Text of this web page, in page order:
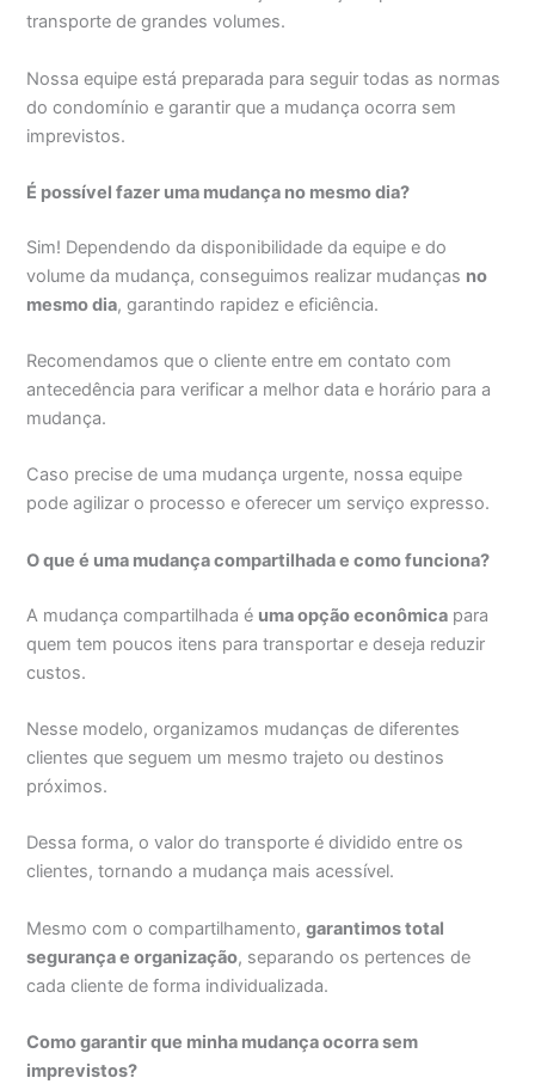
transporte de grandes volumes.
Nossa equipe está preparada para seguir todas as normas
do condomínio e garantir que a mudança ocorra sem
imprevistos.
É possível fazer uma mudança no mesmo dia?
Sim! Dependendo da disponibilidade da equipe e do
volume da mudança, conseguimos realizar mudanças no
mesmo dia, garantindo rapidez e eficiência.
Recomendamos que o cliente entre em contato com
antecedência para verificar a melhor data e horário para a
mudança.
Caso precise de uma mudança urgente, nossa equipe
pode agilizar o processo e oferecer um serviço expresso.
O que é uma mudança compartilhada e como funciona?
A mudança compartilhada é uma opção econômica para
quem tem poucos itens para transportar e deseja reduzir
custos.
Nesse modelo, organizamos mudanças de diferentes
clientes que seguem um mesmo trajeto ou destinos
próximos.
Dessa forma, o valor do transporte é dividido entre os
clientes, tornando a mudança mais acessível.
Mesmo com o compartilhamento,garantimos total
segurança e organização, separando os pertences de
cada cliente de forma individualizada.
Como garantir que minha mudança ocorra sem
imprevistos?